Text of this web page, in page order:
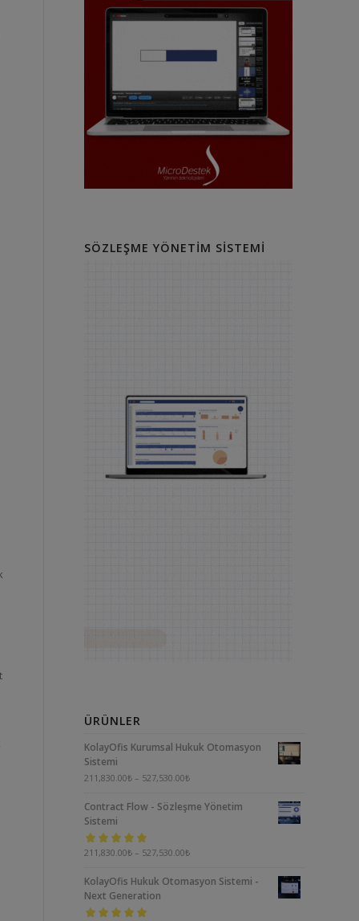
SÖZLEŞME YÖNETIM SISTEMI
ÜRÜNLER
KolayOfis Kurumsal Hukuk Otomasyon
Sistemi
211,830.00₺ – 527,530.00₺
Contract Flow - Sözleşme Yönetim
Sistemi
5 üzerinden
211,830.00₺ – 527,530.00₺
KolayOfis Hukuk Otomasyon Sistemi -
Next Generation